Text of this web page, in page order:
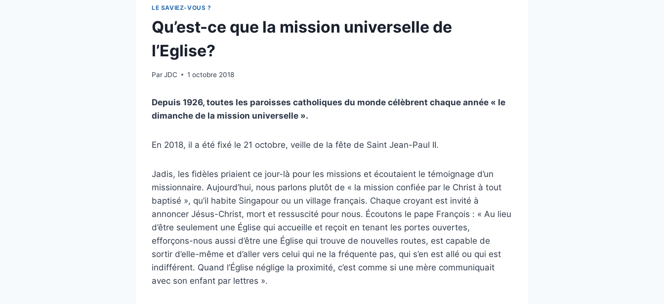
LE SAVIEZ-VOUS ?
Qu’est-ce que la mission universelle de
l’Eglise?
ParJDC 1 octobre 2018
Depuis 1926, toutes les paroisses catholiques du monde célèbrent chaque année « le
dimanche de la mission universelle ».
En 2018, il a été fixé le 21 octobre, veille de la fête de Saint Jean-Paul II.
Jadis, les fidèles priaient ce jour-là pour les missions et écoutaient le témoignage d’un
missionnaire. Aujourd’hui, nous parlons plutôt de « la mission confiée par le Christ à tout
baptisé », qu’il habite Singapour ou un village français. Chaque croyant est invité à
annoncer Jésus-Christ, mort et ressuscité pour nous. Écoutons le pape François : « Au lieu
d’être seulement une Église qui accueille et reçoit en tenant les portes ouvertes,
efforçons-nous aussi d’être une Église qui trouve de nouvelles routes, est capable de
sortir d’elle-même et d’aller vers celui qui ne la fréquente pas, qui s’en est allé ou qui est
indifférent. Quand l’Église néglige la proximité, c’est comme si une mère communiquait
avec son enfant par lettres ».